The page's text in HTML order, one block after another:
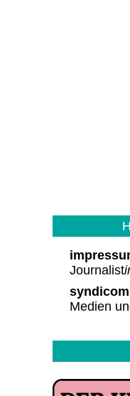
Journalist
syndicom
Medien